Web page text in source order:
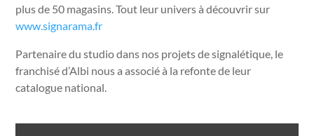
plus de 50 magasins. Tout leur univers à découvrir sur
www.signarama.fr
Partenaire du studio dans nos projets de signalétique, le
franchisé d’Albi nous a associé à la refonte de leur
catalogue national.